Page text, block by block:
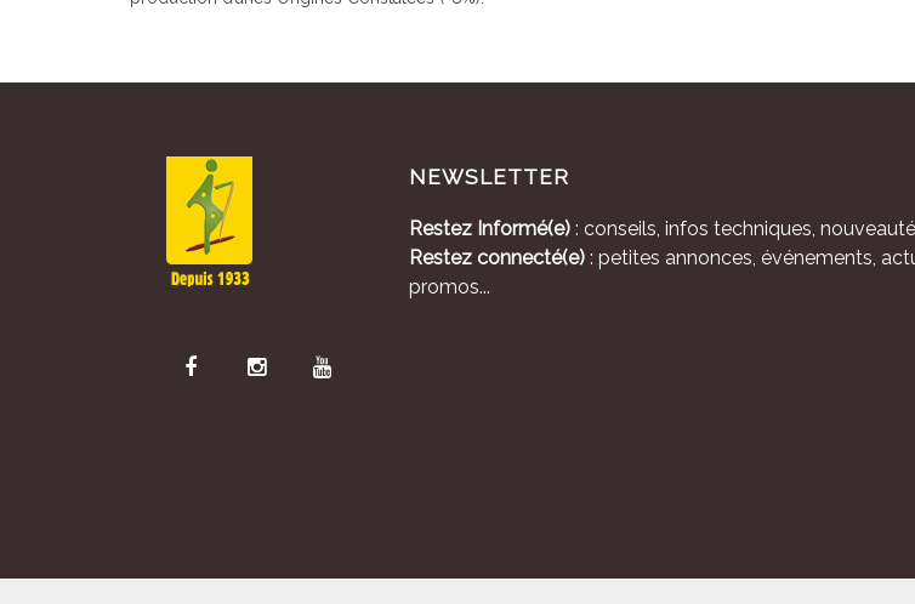
NEWSLETTER
Restez Informé(e) : conseils, infos techniques,
Restez connecté(e) : petites annonces, événements,
promos...